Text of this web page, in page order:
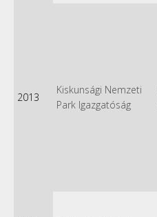
2013
Kiskunsági Nemzeti
Park Igazgatóság